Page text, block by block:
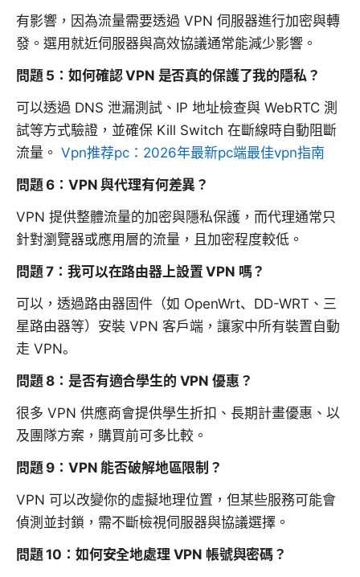
有影響，因為流量需要透過 VPN 伺服器進行加密與轉
發。選用就近伺服器與高效協議通常能減少影響。
問題 5：如何確認 VPN 是否真的保護了我的隱私？
可以透過 DNS 泄漏測試、IP 地址檢查與 WebRTC 測
試等方式驗證，並確保 Kill Switch 在斷線時自動阻斷
流量。 Vpn推荐pc：2026年最新pc端最佳vpn指南
問題 6：VPN 與代理有何差異？
VPN 提供整體流量的加密與隱私保護，而代理通常只
針對瀏覽器或應用層的流量，且加密程度較低。
問題 7：我可以在路由器上設置 VPN 嗎？
可以，透過路由器固件（如 OpenWrt、DD-WRT、三
星路由器等）安裝 VPN 客戶端，讓家中所有裝置自動
走 VPN。
問題 8：是否有適合學生的 VPN 優惠？
很多 VPN 供應商會提供學生折扣、長期計畫優惠、以
及團隊方案，購買前可多比較。
問題 9：VPN 能否破解地區限制？
VPN 可以改變你的虛擬地理位置，但某些服務可能會
偵測並封鎖，需不斷檢視伺服器與協議選擇。
問題 10：如何安全地處理 VPN 帳號與密碼？